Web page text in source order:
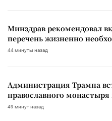
Минздрав рекомендовал
перечень жизненно
44 минуты назад
Администрация Трампа
православного
49 минут назад